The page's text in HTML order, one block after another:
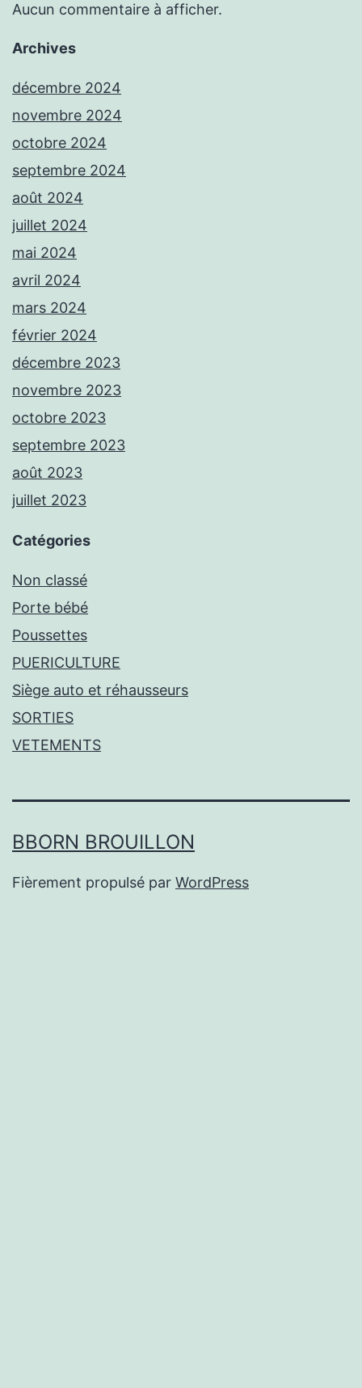
Aucun commentaire à afficher.
Archives
décembre 2024
novembre 2024
octobre 2024
septembre 2024
août 2024
juillet 2024
mai 2024
avril 2024
mars 2024
février 2024
décembre 2023
novembre 2023
octobre 2023
septembre 2023
août 2023
juillet 2023
Catégories
Non classé
Porte bébé
Poussettes
PUERICULTURE
Siège auto et réhausseurs
SORTIES
VETEMENTS
BBORN BROUILLON
Fièrement propulsé par WordPress